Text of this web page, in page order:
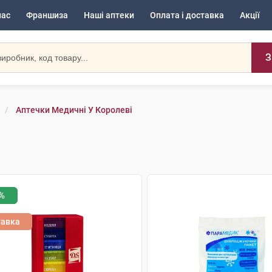
Франшиза Наші аптеки Оплата і доставка Акції
Аптечки Медичні У Королеві